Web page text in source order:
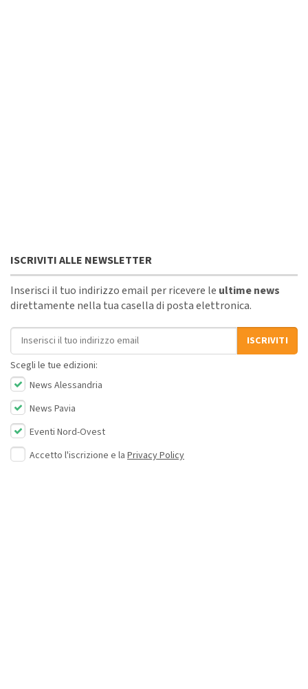
ISCRIVITI ALLE NEWSLETTER
Inserisci il tuo indirizzo email per ricevere le ultime news
direttamente nella tua casella di posta elettronica.
Indirizzo email
ISCRIVITI
Scegli le tue edizioni:
News Alessandria
News Pavia
Eventi Nord-Ovest
Accetto l'iscrizione e la Privacy Policy